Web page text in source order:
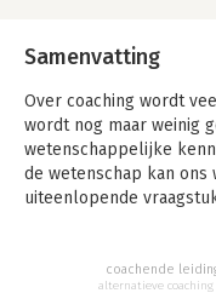
Samenvatting
Over coaching wordt
wordt nog maar weinig
wetenschappelijke
de wetenschap kan
uiteenlopende
resultaten? Is online
een chatbot in plaats
alternatieve coaching
coachende